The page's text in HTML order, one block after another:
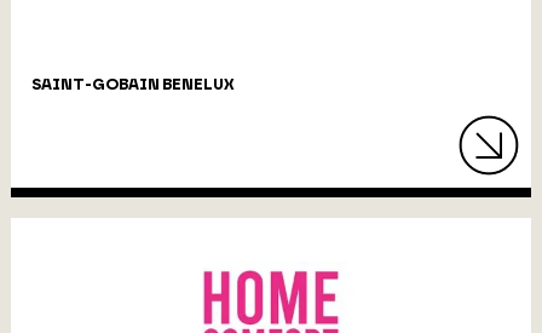
SAINT-GOBAIN BENELUX